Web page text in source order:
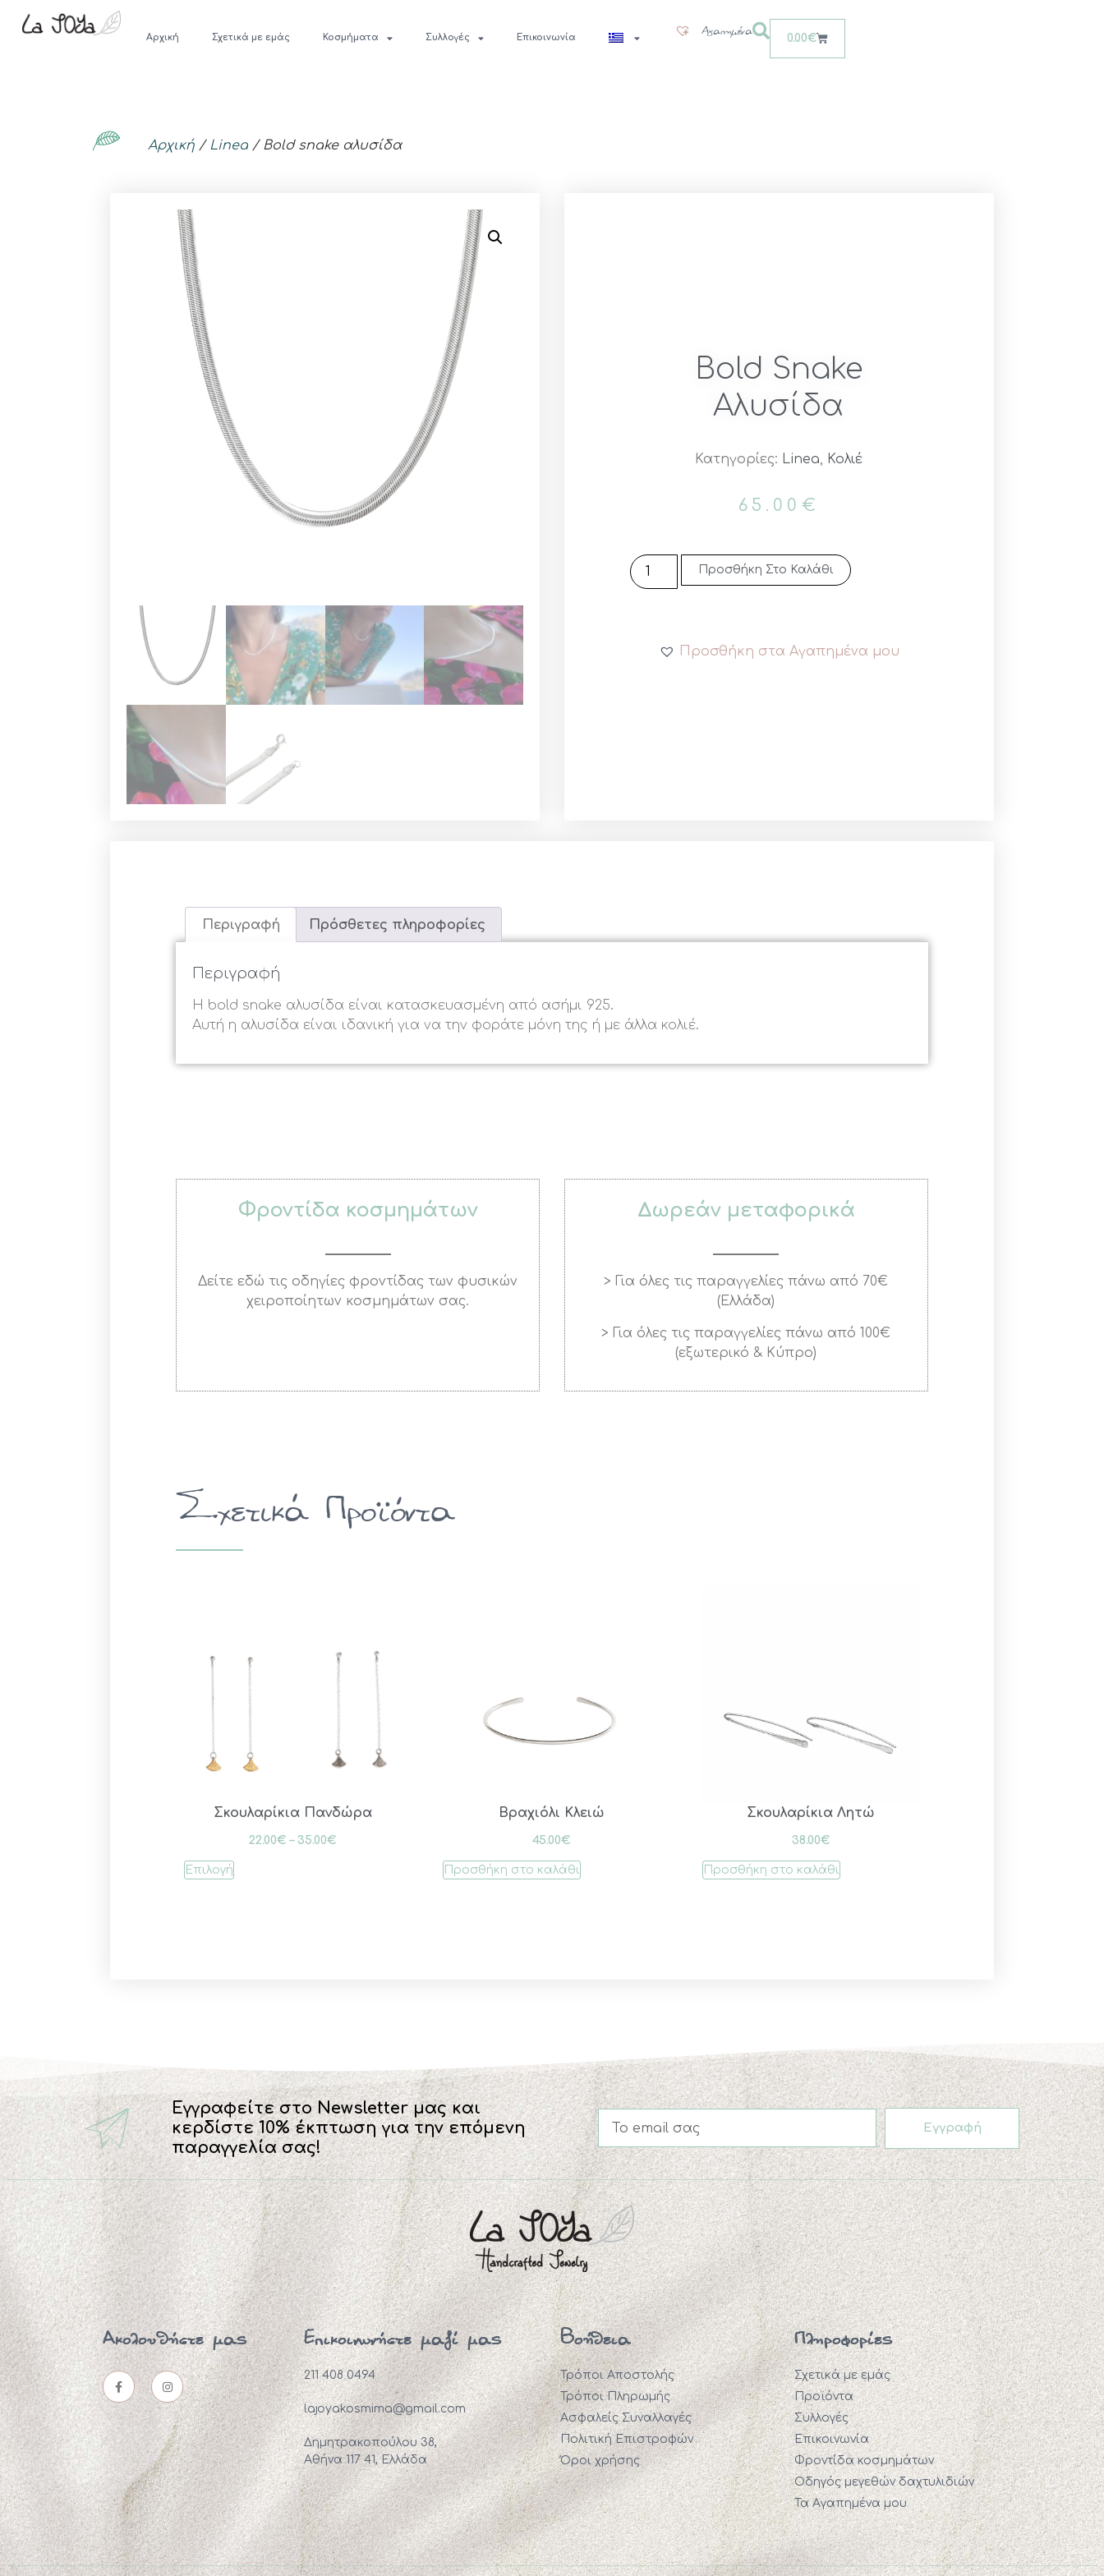
Αρχική Σχετικά με εμάς Κοσμήματα Συλλογές Επικοινωνία
Αγαπημένα
0.00€
Αρχική / Linea / Bold snake αλυσίδα
Bold Snake
Αλυσίδα
Κατηγορίες: Linea, Κολιέ
65.00 €
Προσθήκη Στο Καλάθι
Προσθήκη στα Αγαπημένα μου
Περιγραφή Πρόσθετες πληροφορίες
Περιγραφή
Η bold snake αλυσίδα είναι κατασκευασμένη από ασήμι 925.
Αυτή η αλυσίδα είναι ιδανική για να την φοράτε μόνη της ή με άλλα κολιέ.
Φροντίδα κοσμημάτων
Δείτε εδώ τις οδηγίες φροντίδας των φυσικών
χειροποίητων κοσμημάτων σας.
Δωρεάν μεταφορικά
> Για όλες τις παραγγελίες πάνω από 70€
(Ελλάδα)
> Για όλες τις παραγγελίες πάνω από 100€
(εξωτερικό & Κύπρο)
Σχετικά Προϊόντα
Σκουλαρίκια Πανδώρα
22.00€ – 35.00€
Επιλογή
Βραχιόλι Κλειώ
45.00€
Προσθήκη στο καλάθι
Σκουλαρίκια Λητώ
38.00€
Προσθήκη στο καλάθι
Εγγραφείτε στο Newsletter μας και
κερδίστε 10% έκπτωση για την επόμενη
παραγγελία σας!
Εγγραφή
Ακολουθήστε μας Επικοινωνήστε μαζί μας
211 408 0494
lajoyakosmima@gmail.com
Δημητρακοπούλου 38,
Αθήνα 117 41, Ελλάδα
Βοήθεια
Τρόποι Αποστολής
Τρόποι Πληρωμής
Ασφαλείς Συναλλαγές
Πολιτική Επιστροφών
Όροι χρήσης
Πληροφορίες
Σχετικά με εμάς
Προϊόντα
Συλλογές
Επικοινωνία
Φροντίδα κοσμημάτων
Οδηγός μεγεθών δαχτυλιδιών
Τα Αγαπημένα μου